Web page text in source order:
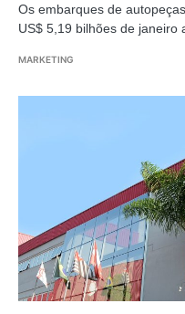
Os embarques de
US$ 5,19 bilhões de janeiro
MARKETING